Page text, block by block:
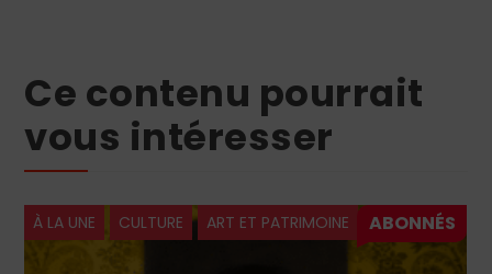
Ce contenu pourrait
vous intéresser
À LA UNE CULTURE ART ET PATRIMOINE